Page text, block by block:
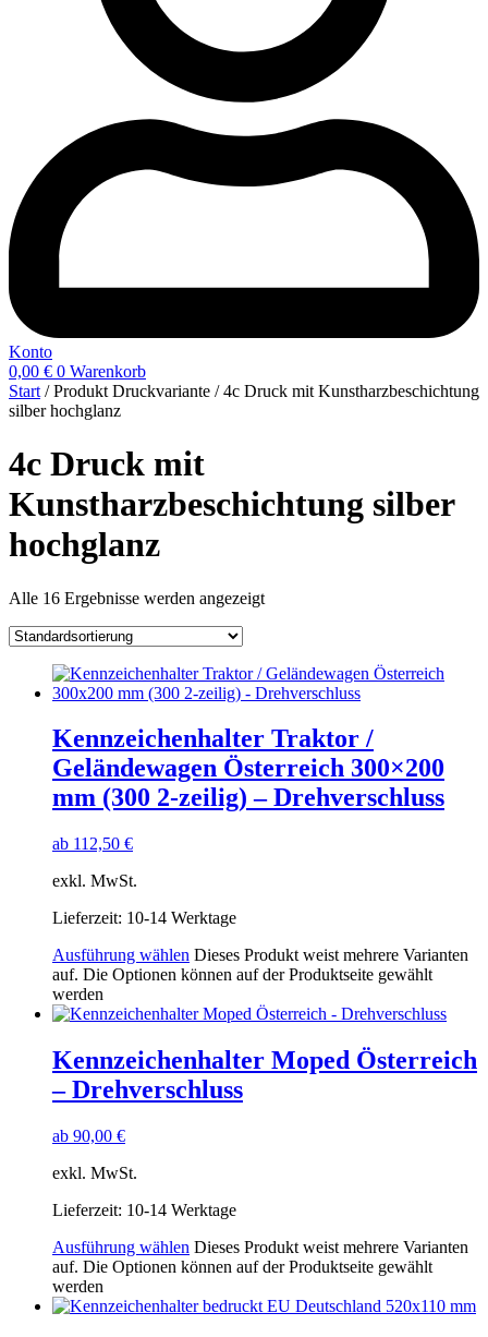
Konto
0,00 € 0 Warenkorb
Start / Produkt Druckvariante / 4c Druck mit Kunstharzbeschichtung
silber hochglanz
4c Druck mit
Kunstharzbeschichtung silber
hochglanz
Alle 16 Ergebnisse werden angezeigt
Kennzeichenhalter Traktor /
Geländewagen Österreich 300×200
mm (300 2-zeilig) – Drehverschluss
ab 112,50 €
exkl. MwSt.
Lieferzeit: 10-14 Werktage
Ausführung wählen Dieses Produkt weist mehrere Varianten
auf. Die Optionen können auf der Produktseite gewählt
werden
Kennzeichenhalter Moped Österreich
– Drehverschluss
ab 90,00 €
exkl. MwSt.
Lieferzeit: 10-14 Werktage
Ausführung wählen Dieses Produkt weist mehrere Varianten
auf. Die Optionen können auf der Produktseite gewählt
werden